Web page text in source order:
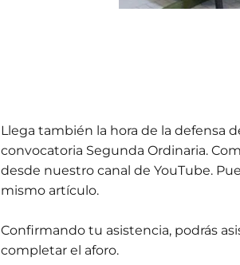
Llega también la hora de la defensa
convocatoria Segunda Ordinaria.
desde nuestro canal de YouTube.
mismo artículo.
Confirmando tu asistencia, podrás
completar el aforo.